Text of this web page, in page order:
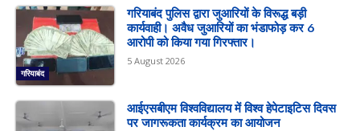
गरियाबंद
गरियाबंद पुलिस द्वारा जुआरियों के विरूद्ध बड़ी
कार्यवाही। अवैध जुआरियों का भंडाफोड़ कर 6
आरोपी को किया गया गिरफ्तार।
5 August 2026
आईएसबीएम विश्वविद्यालय में विश्व हेपेटाइटिस दिवस
पर जागरूकता कार्यक्रम का आयोजन